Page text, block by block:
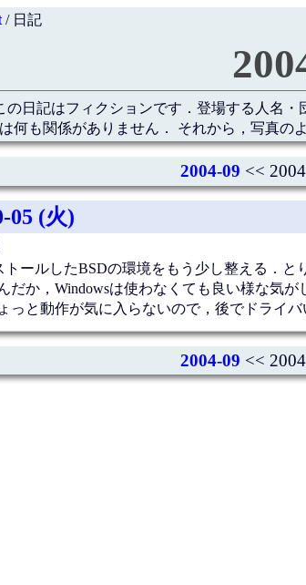
/ 日記
の日記はフィクションです．登場する人名
何も関係がありません． それから，写真の
2004-09 <<
05 (火)
トールしたBSDの環境をもう少し整える．と
だか，Windowsは使わなくても良い様な気
っと動作が気に入らないので，後でドライ
2004-09 <<